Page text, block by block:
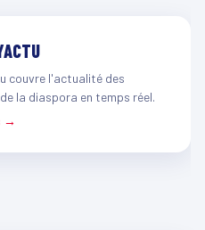
couvre l'actualité des
la diaspora en temps réel.
→